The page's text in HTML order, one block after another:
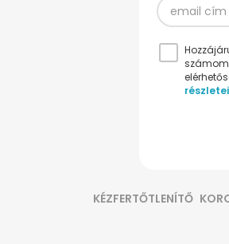
részletei
KÉZFERTŐTLENÍTŐ